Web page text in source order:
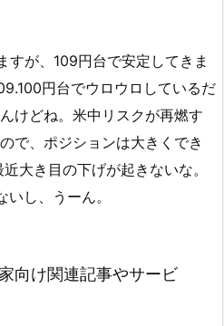
すが、109円台で安定してきま
円台でウロウロしているだ
けどね。米中リスクが再燃す
で、ポジションは大きくでき
大き目の下げが起きないな。
し、うーん。
向け関連記事やサービ